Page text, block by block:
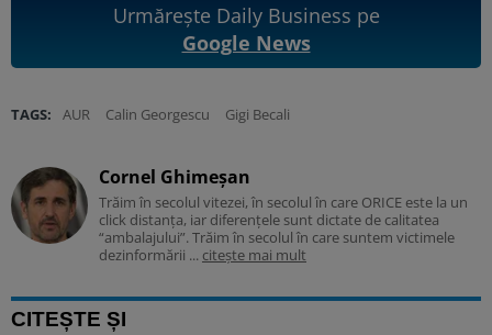
Urmărește Daily Business pe
Google News
TAGS: AUR Calin Georgescu Gigi Becali
Cornel Ghimeșan
Trăim în secolul vitezei, în secolul în care ORICE este la un
click distanța, iar diferențele sunt dictate de calitatea
“ambalajului”. Trăim în secolul în care suntem victimele
dezinformării ... citește mai mult
CITEȘTE ȘI